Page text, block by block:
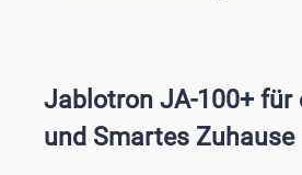
Jablotron JA-100+ für
und Smartes Zuhause